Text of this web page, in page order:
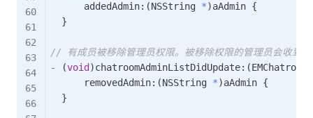
      addedAdmin
: (NSString *)aAdmin {
}
// 有成员被移除管理员权限。被移除权限的管理员会收到
-
(void )chatroomAdminListDidUpdate: (EMChatroom
      removedAdmin
: (NSString *)aAdmin {
}